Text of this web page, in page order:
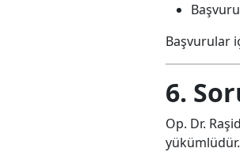
Başvurular
6.
Op. Dr.
yükümlüdür.